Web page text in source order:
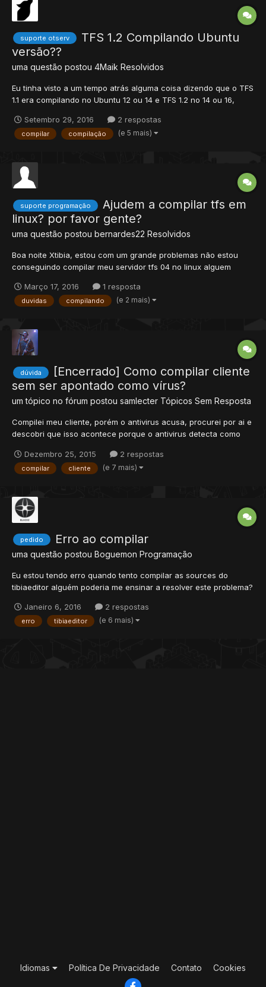
suporte otserv
TFS 1.2 Compilando Ubuntu
versão??
uma questão postou 4Maik Resolvidos
Eu tinha visto a um tempo atrás alguma coisa dizendo que o TFS
1.1 era compilando no Ubuntu 12 ou 14 e TFS 1.2 no 14 ou 16,
aqui há um tempo, eu queria a ajuda de vocês para sanar essa
dúvida, porque já estou de saco cheio do Windows, toda hor...
Setembro 29, 2016 2 respostas
compilar compilação (e 5 mais)
suporte programação
Ajudem a compilar tfs em
linux? por favor gente?
uma questão postou bernardes22 Resolvidos
Boa noite Xtibia, estou com um grande problemas não estou
conseguindo compilar meu servidor tfs 04 no linux alguem
Março 17, 2016
1 resposta
duvidas compilando (e 2 mais)
dúvida
[Encerrado] Como compilar cliente
sem ser apontado como vírus?
um tópico no fórum postou samlecter Tópicos Sem Resposta
Compilei meu cliente, porém o antivirus acusa, procurei por ai e
descobri que isso acontece porque o antivirus detecta como
compilado. Queria saber como compilo sem que isso aconteça,
não quero colocar um cliente pra download em que...
Dezembro 25, 2015 2 respostas
compilar cliente (e 7 mais)
pedido Erro ao compilar
uma questão postou Boguemon Programação
Eu estou tendo erro quando tento compilar as sources do
tibiaeditor alguém poderia me ensinar a resolver este problema?
um usuario de outro forum disse que usou junto com o "build
tools for vs 2010" e deu certo mas ele não quis me ensinar...
Janeiro 6, 2016 2 respostas
erro tibiaeditor (e 6 mais)
Idiomas Política De Privacidade Contato Cookies